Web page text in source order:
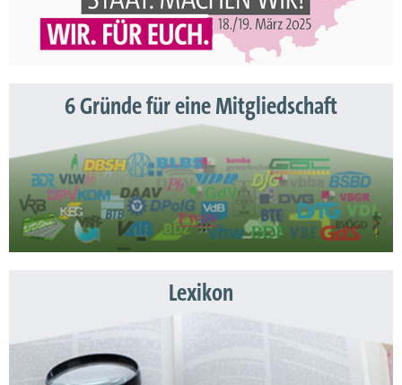
6 Gründe für eine Mitgliedschaft
Lexikon